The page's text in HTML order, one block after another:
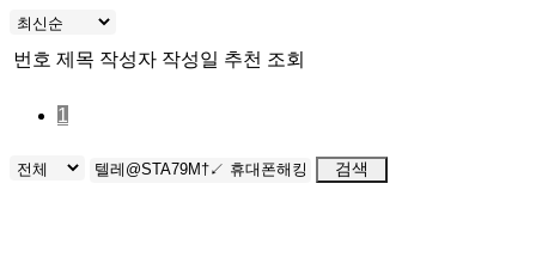
번호 제목 작성자 작성일 추천 조회
1
검색